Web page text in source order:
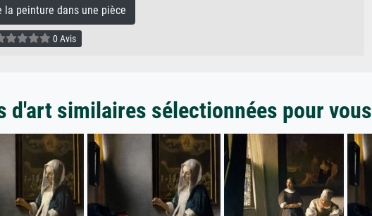
peinture dans une pièce
0 Avis
d'art similaires sélectionnées pour vous